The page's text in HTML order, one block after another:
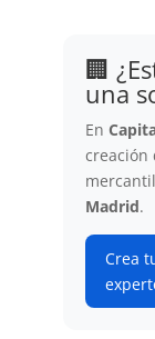
🏢
una
En
creación
Madrid.
Crea